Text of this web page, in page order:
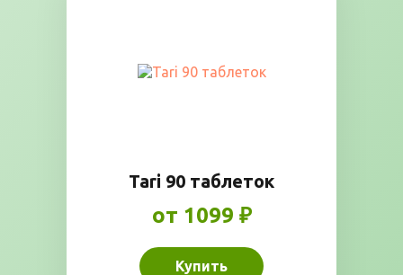
Tari 90 таблеток
от 1099 ₽
Купить